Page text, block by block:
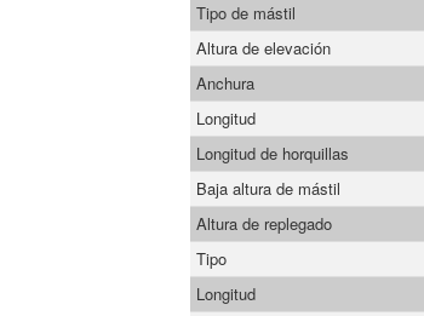
Tipo de mástil
Altura de elevación
Anchura
Longitud
Longitud de horquillas
Baja altura de mástil
Altura de replegado
Tipo
Longitud